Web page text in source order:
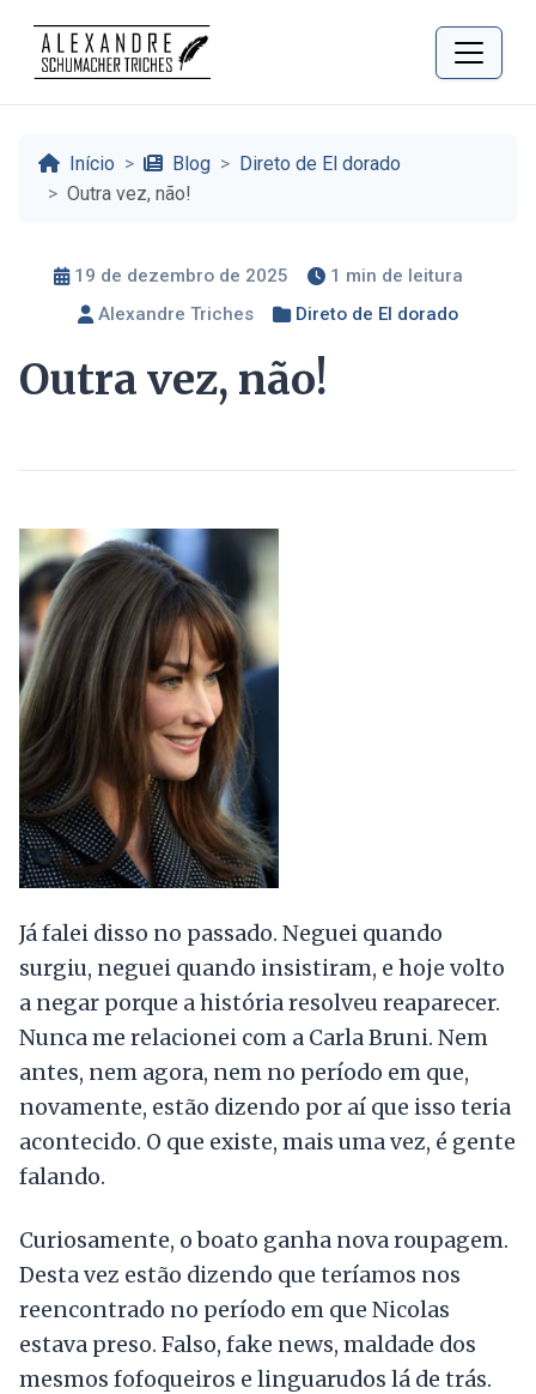
Início Blog
Direto de El dorado
Outra vez, não!
19 de dezembro de 2025
1 min de leitura
Alexandre Triches
Direto de El dorado
Outra vez, não!
Já falei disso no passado. Neguei quando
surgiu, neguei quando insistiram, e hoje volto
a negar porque a história resolveu reaparecer.
Nunca me relacionei com a Carla Bruni. Nem
antes, nem agora, nem no período em que,
novamente, estão dizendo por aí que isso teria
acontecido. O que existe, mais uma vez, é gente
falando.
Curiosamente, o boato ganha nova roupagem.
Desta vez estão dizendo que teríamos nos
reencontrado no período em que Nicolas
estava preso. Falso, fake news, maldade dos
mesmos fofoqueiros e linguarudos lá de trás.